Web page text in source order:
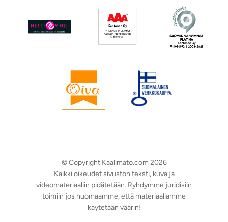
© Copyright Kaalimato.com 2026
Kaikki oikeudet sivuston teksti, kuva ja
videomateriaaliin pidätetään. Ryhdymme juridisiin
toimiin jos huomaamme, että materiaaliamme
käytetään väärin!